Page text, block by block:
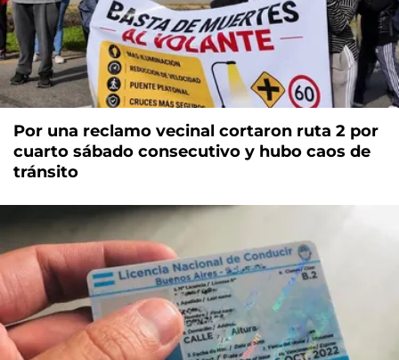
Por una reclamo vecinal cortaron ruta 2 por
cuarto sábado consecutivo y hubo caos de
tránsito